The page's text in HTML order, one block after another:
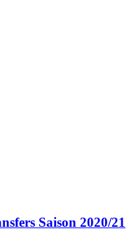
Saison 2020/21